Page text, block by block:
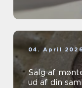
04. April 2026
Salg af
ud af din